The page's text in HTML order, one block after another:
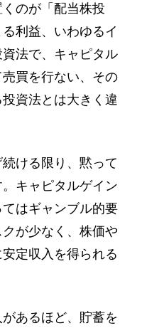
のが「配当株投
利益、いわゆるイ
法で、キャピタル
買を行ない、その
資法とは大きく違
ける限り、黙って
キャピタルゲイン
はギャンブル的要
が少なく、株価や
定収入を得られる
あるほど、貯蓄を